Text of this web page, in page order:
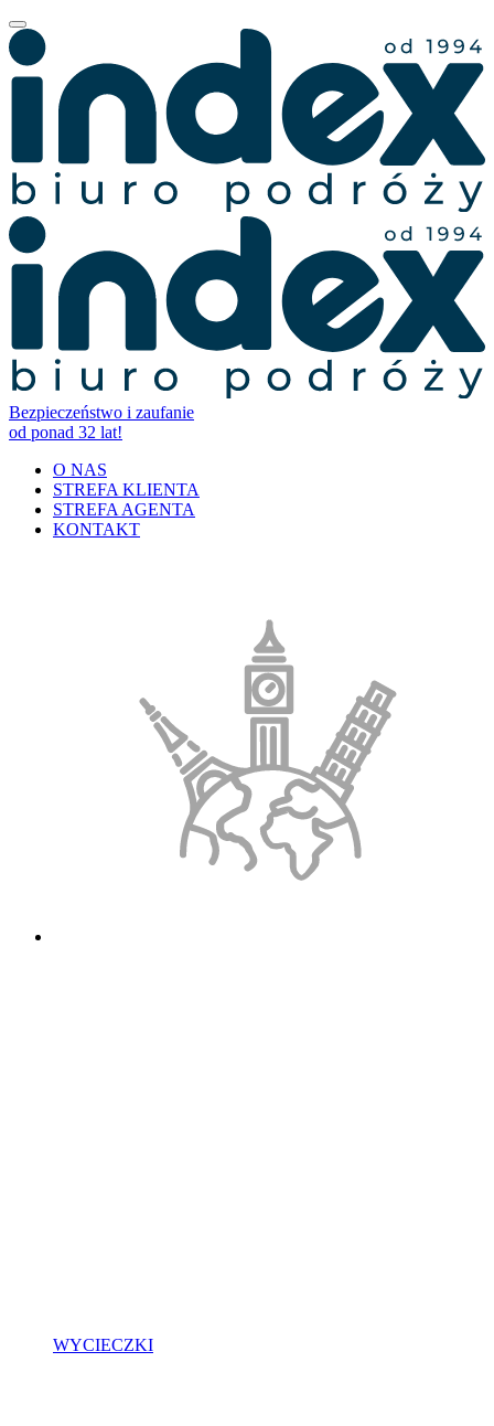
Bezpieczeństwo i zaufanie
od ponad 32 lat!
O NAS
STREFA KLIENTA
STREFA AGENTA
KONTAKT
WYCIECZKI